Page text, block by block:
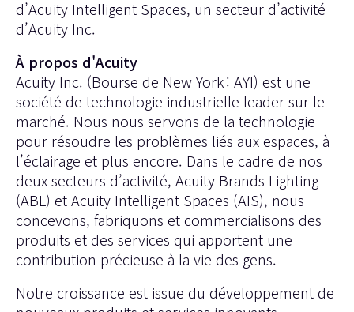
d’Acuity Intelligent Spaces, un secteur d’activité
d’Acuity Inc.
À propos d'Acuity
Acuity Inc. (Bourse de New York : AYI) est une
société de technologie industrielle leader sur le
marché. Nous nous servons de la technologie
pour résoudre les problèmes liés aux espaces, à
l’éclairage et plus encore. Dans le cadre de nos
deux secteurs d’activité, Acuity Brands Lighting
(ABL) et Acuity Intelligent Spaces (AIS), nous
concevons, fabriquons et commercialisons des
produits et des services qui apportent une
contribution précieuse à la vie des gens.
Notre croissance est issue du développement de